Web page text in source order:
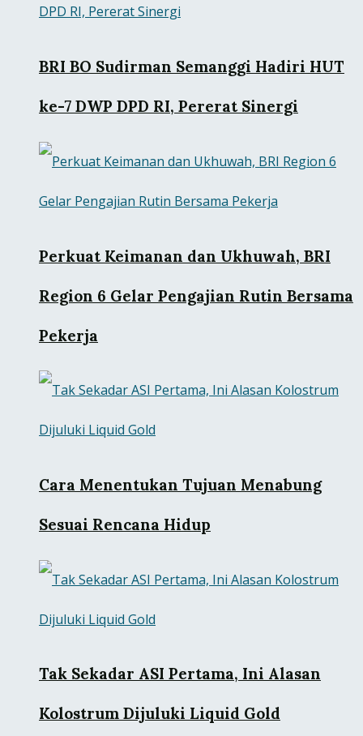
BRI BO Sudirman Semanggi Hadiri HUT
ke-7 DWP DPD RI, Pererat Sinergi
Perkuat Keimanan dan Ukhuwah, BRI
Region 6 Gelar Pengajian Rutin Bersama
Pekerja
Cara Menentukan Tujuan Menabung
Sesuai Rencana Hidup
Tak Sekadar ASI Pertama, Ini Alasan
Kolostrum Dijuluki Liquid Gold